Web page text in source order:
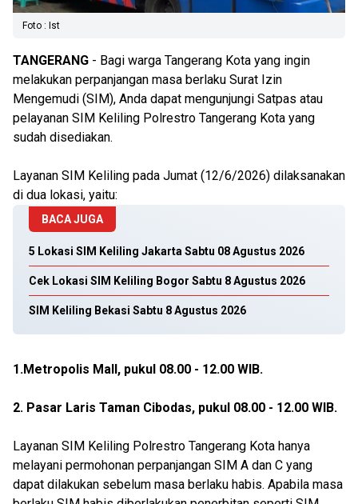
Foto : Ist
TANGERANG - Bagi warga Tangerang Kota yang ingin
melakukan perpanjangan masa berlaku Surat Izin
Mengemudi (SIM), Anda dapat mengunjungi Satpas atau
pelayanan SIM Keliling Polrestro Tangerang Kota yang
sudah disediakan.
Layanan SIM Keliling pada Jumat (12/6/2026) dilaksanakan
di dua lokasi, yaitu:
BACA JUGA
5 Lokasi SIM Keliling Jakarta Sabtu 08 Agustus 2026
Cek Lokasi SIM Keliling Bogor Sabtu 8 Agustus 2026
SIM Keliling Bekasi Sabtu 8 Agustus 2026
1.Metropolis Mall, pukul 08.00 - 12.00 WIB.
2. Pasar Laris Taman Cibodas, pukul 08.00 - 12.00 WIB.
Layanan SIM Keliling Polrestro Tangerang Kota hanya
melayani permohonan perpanjangan SIM A dan C yang
dapat dilakukan sebelum masa berlaku habis. Apabila masa